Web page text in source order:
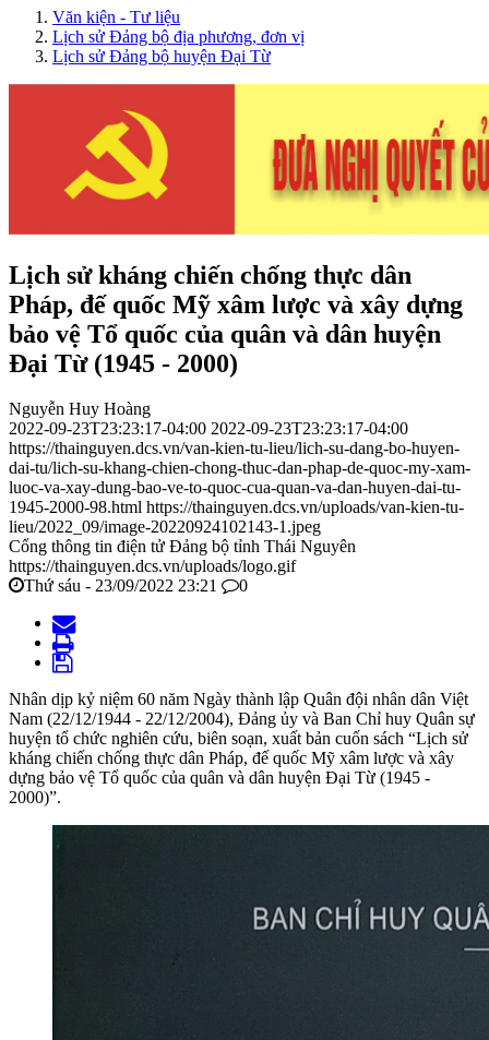
Văn kiện - Tư liệu
Lịch sử Đảng bộ địa phương, đơn vị
Lịch sử Đảng bộ huyện Đại Từ
Lịch sử kháng chiến chống thực dân
Pháp, đế quốc Mỹ xâm lược và xây dựng
bảo vệ Tổ quốc của quân và dân huyện
Đại Từ (1945 - 2000)
Nguyễn Huy Hoàng
2022-09-23T23:23:17-04:00 2022-09-23T23:23:17-04:00
https://thainguyen.dcs.vn/van-kien-tu-lieu/lich-su-dang-bo-huyen-
dai-tu/lich-su-khang-chien-chong-thuc-dan-phap-de-quoc-my-xam-
luoc-va-xay-dung-bao-ve-to-quoc-cua-quan-va-dan-huyen-dai-tu-
1945-2000-98.html https://thainguyen.dcs.vn/uploads/van-kien-tu-
lieu/2022_09/image-20220924102143-1.jpeg
Cổng thông tin điện tử Đảng bộ tỉnh Thái Nguyên
https://thainguyen.dcs.vn/uploads/logo.gif
Thứ sáu - 23/09/2022 23:21
0
Nhân dịp kỷ niệm 60 năm Ngày thành lập Quân đội nhân dân Việt
Nam (22/12/1944 - 22/12/2004), Đảng ủy và Ban Chỉ huy Quân sự
huyện tổ chức nghiên cứu, biên soạn, xuất bản cuốn sách “Lịch sử
kháng chiến chống thực dân Pháp, đế quốc Mỹ xâm lược và xây
dựng bảo vệ Tổ quốc của quân và dân huyện Đại Từ (1945 -
2000)”.